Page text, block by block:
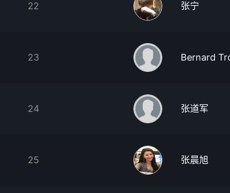
22 张宁
23 Bernard
24 张道军
25 张晨旭